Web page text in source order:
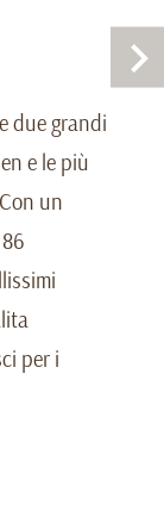
due grandi
e le più
un
per i